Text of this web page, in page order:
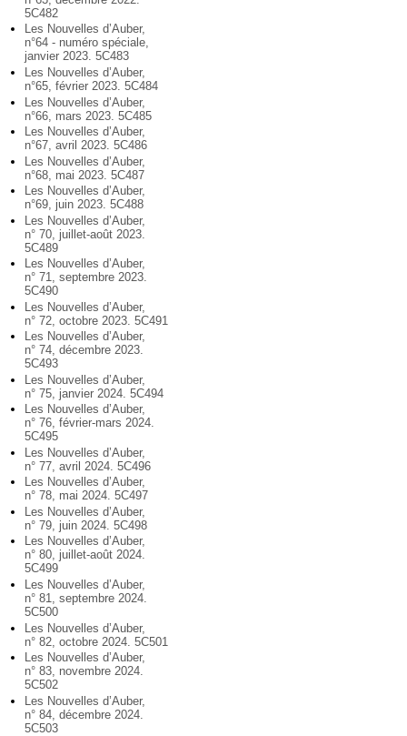
5C482
Les Nouvelles d’Auber,
n°64 - numéro spéciale,
janvier 2023. 5C483
Les Nouvelles d’Auber,
n°65, février 2023. 5C484
Les Nouvelles d’Auber,
n°66, mars 2023. 5C485
Les Nouvelles d’Auber,
n°67, avril 2023. 5C486
Les Nouvelles d’Auber,
n°68, mai 2023. 5C487
Les Nouvelles d’Auber,
n°69, juin 2023. 5C488
Les Nouvelles d’Auber,
n° 70, juillet-août 2023.
5C489
Les Nouvelles d’Auber,
n° 71, septembre 2023.
5C490
Les Nouvelles d’Auber,
n° 72, octobre 2023. 5C491
Les Nouvelles d’Auber,
n° 74, décembre 2023.
5C493
Les Nouvelles d’Auber,
n° 75, janvier 2024. 5C494
Les Nouvelles d’Auber,
n° 76, février-mars 2024.
5C495
Les Nouvelles d’Auber,
n° 77, avril 2024. 5C496
Les Nouvelles d’Auber,
n° 78, mai 2024. 5C497
Les Nouvelles d’Auber,
n° 79, juin 2024. 5C498
Les Nouvelles d’Auber,
n° 80, juillet-août 2024.
5C499
Les Nouvelles d’Auber,
n° 81, septembre 2024.
5C500
Les Nouvelles d’Auber,
n° 82, octobre 2024. 5C501
Les Nouvelles d’Auber,
n° 83, novembre 2024.
5C502
Les Nouvelles d’Auber,
n° 84, décembre 2024.
5C503